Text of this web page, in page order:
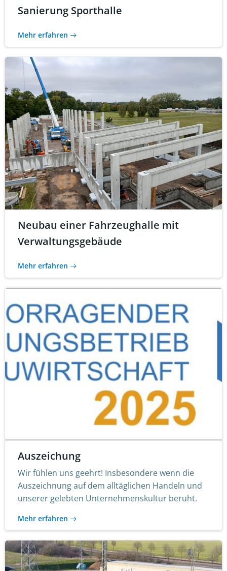
Sanierung Sporthalle
Mehr erfahren
Neubau einer Fahrzeughalle mit
Verwaltungsgebäude
Mehr erfahren
Auszeichung
Wir fühlen uns geehrt! Insbesondere wenn die
Auszeichnung auf dem alltäglichen Handeln und
unserer gelebten Unternehmenskultur beruht.
Mehr erfahren